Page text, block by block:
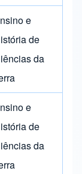
e
de
da
e
de
da